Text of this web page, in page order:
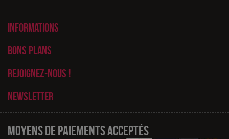
Informations
Bons plans
Rejoignez-nous !
Newsletter
Moyens de paiements acceptés